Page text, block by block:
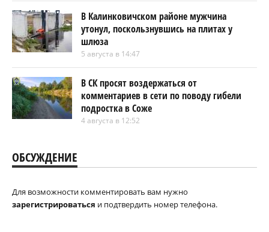
В Калинковичском районе мужчина
утонул, поскользнувшись на плитах у
шлюза
5 августа в 14:47
В СК просят воздержаться от
комментариев в сети по поводу гибели
подростка в Соже
4 августа в 12:52
ОБСУЖДЕНИЕ
Для возможности комментировать вам нужно
зарегистрироваться и подтвердить номер телефона.